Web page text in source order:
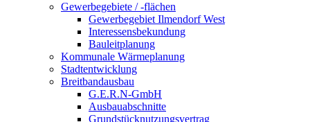
Gewerbegebiete / -flächen
Gewerbegebiet Ilmendorf West
Interessensbekundung
Bauleitplanung
Kommunale Wärmeplanung
Stadtentwicklung
Breitbandausbau
G.E.R.N-GmbH
Ausbauabschnitte
Grundstücknutzungsvertrag